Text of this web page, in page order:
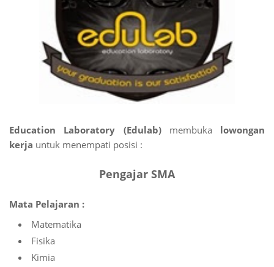
Education Laboratory (Edulab)membuka lowongan
kerja untuk menempati posisi :
Pengajar SMA
Mata Pelajaran :
Matematika
Fisika
Kimia